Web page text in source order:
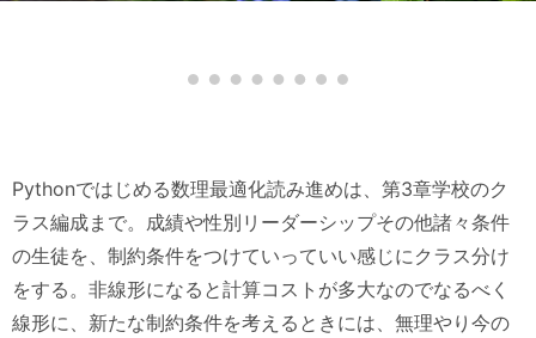
Pythonではじめる数理最適化読み進めは、第3章学校のク
ラス編成まで。成績や性別リーダーシップその他諸々条件
の生徒を、制約条件をつけていっていい感じにクラス分け
をする。非線形になると計算コストが多大なのでなるべく
線形に、新たな制約条件を考えるときには、無理やり今の